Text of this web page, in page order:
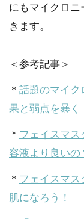
にもマイクロ
きます。
＜参考記事＞
＊ 話題のマイク
果と弱点を暴く
＊ フェイスマス
容液より良いの
＊ フェイスマス
肌になろう！